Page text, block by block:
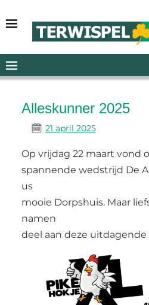
Alleskunner 2025
21 april 2025
Op vrijdag 22 maart vond
spannende wedstrijd De
us
mooie Dorpshuis. Maar
namen
deel aan deze